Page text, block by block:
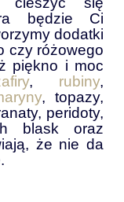
będzie Ci
dodatki
czy różowego
piękno i moc
, rubiny,
, topazy,
peridoty,
blask oraz
że nie da